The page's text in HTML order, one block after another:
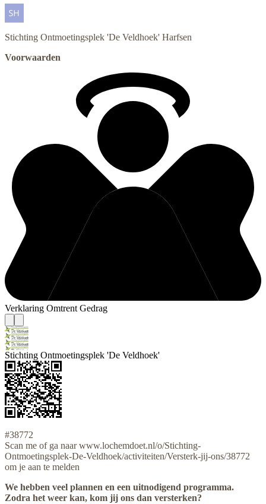
Stichting Ontmoetingsplek 'De Veldhoek' Harfsen
Voorwaarden
Verklaring Omtrent Gedrag
Stichting Ontmoetingsplek 'De Veldhoek'
#38772
Scan me of ga naar www.lochemdoet.nl/o/Stichting-
Ontmoetingsplek-De-Veldhoek/activiteiten/Versterk-jij-ons/38772
om je aan te melden
We hebben veel plannen en een uitnodigend programma.
Zodra het weer kan, kom jij ons dan versterken?